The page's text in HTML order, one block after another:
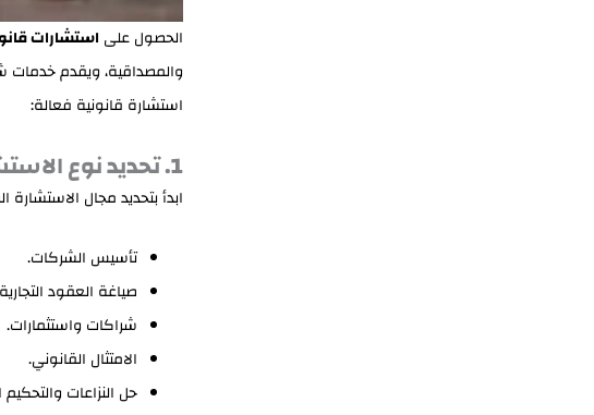
الحصول على استشارات
والمصداقية، ويقدم
استشارة قانونية فعالة:
1. تحديد نوع الاستشارة المطلوبة
ابدأ بتحديد مجال الاستشارة
تأسيس الشركات.
صياغة العقود
شراكات واستثمارات.
الامتثال القانوني.
حل النزاعات والتحكيم